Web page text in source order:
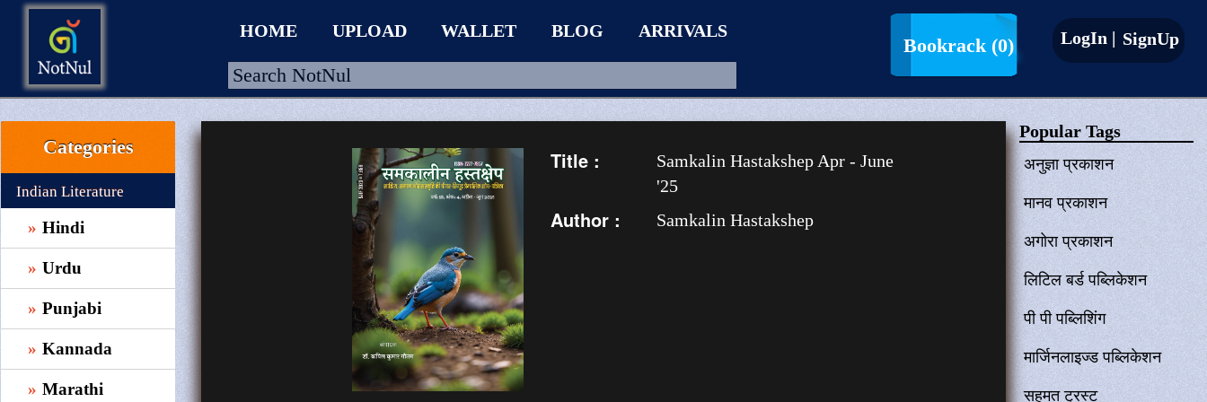
HOME
UPLOAD
WALLET
BLOG
ARRIVALS
CATEGORIES >
HOME UPLOAD WALLET BLOG ARRIVALS
Bookrack (0) LogIn | SignUp
Categories
Indian Literature
Hindi
Urdu
Punjabi
Kannada
Marathi
Title :
Samkalin Hastakshep Apr - June
'25
Author : Samkalin Hastakshep
Popular Tags
अनुज्ञा प्रकाशन
मानव प्रकाशन
अगोरा प्रकाशन
लिटिल बर्ड पब्लिकेशन
पी पी पब्लिशिंग
मार्जिनलाइज्ड पब्लिकेशन
सहमत ट्रस्ट